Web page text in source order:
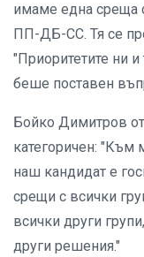
имаме една среща
ПП-ДБ-СС. Тя се
"Приоритетите ни
беше поставен
Бойко Димитров
категоричен: "Към
наш кандидат е
срещи с всички
всички други
други решения."